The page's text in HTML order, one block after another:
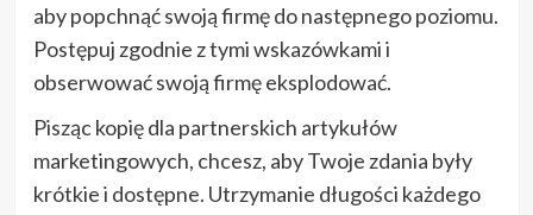
aby popchnąć swoją firmę do następnego poziomu.
Postępuj zgodnie z tymi wskazówkami i
obserwować swoją firmę eksplodować.
Pisząc kopię dla partnerskich artykułów
marketingowych, chcesz, aby Twoje zdania były
krótkie i dostępne. Utrzymanie długości każdego